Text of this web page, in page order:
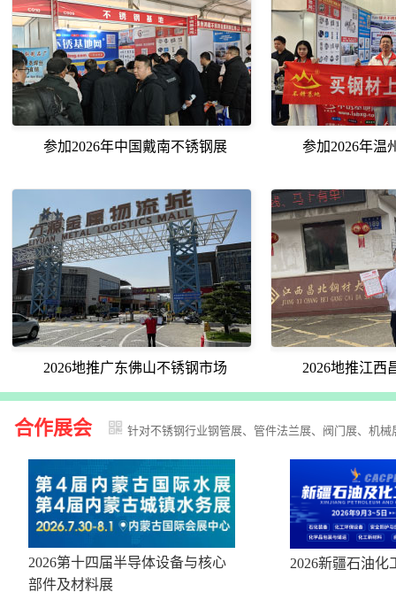
参加2026年中国戴南不锈钢展 参加2026年温
2026地推广东佛山不锈钢市场 2026地推江西
合作展会 针对不锈钢行业钢管展、管件法兰展、阀门展、机
2026第十四届半导体设备与核心
部件及材料展
2026新疆石油化